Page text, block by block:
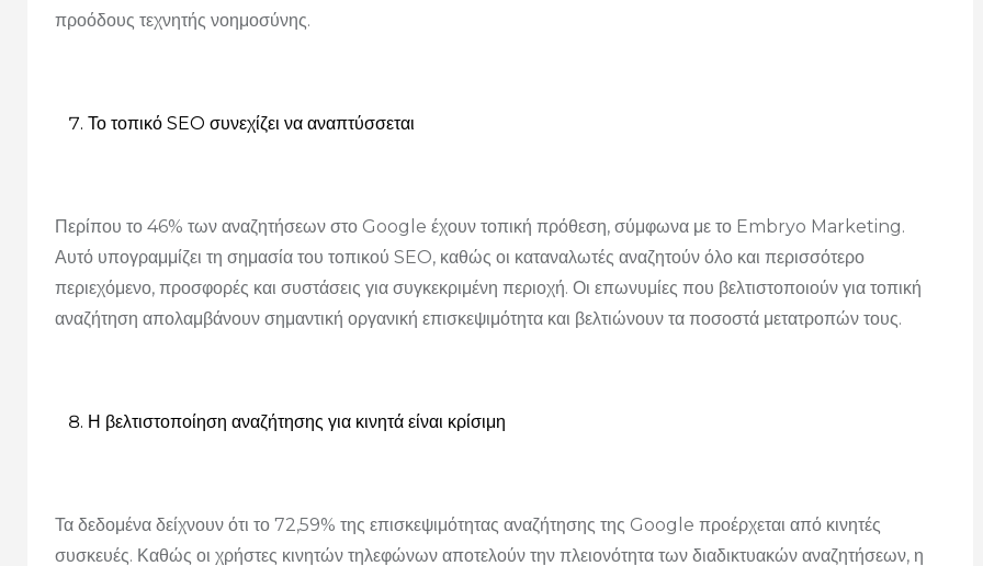
προόδους τεχνητής νοημοσύνης.
Το τοπικό SEO συνεχίζει να αναπτύσσεται
Περίπου το 46% των αναζητήσεων στο Google έχουν τοπική πρόθεση, σύμφωνα με το Embryo Marketing.
Αυτό υπογραμμίζει τη σημασία του τοπικού SEO, καθώς οι καταναλωτές αναζητούν όλο και περισσότερο
περιεχόμενο, προσφορές και συστάσεις για συγκεκριμένη περιοχή. Οι επωνυμίες που βελτιστοποιούν για τοπική
αναζήτηση απολαμβάνουν σημαντική οργανική επισκεψιμότητα και βελτιώνουν τα ποσοστά μετατροπών τους.
Η βελτιστοποίηση αναζήτησης για κινητά είναι κρίσιμη
Τα δεδομένα δείχνουν ότι το 72,59% της επισκεψιμότητας αναζήτησης της Google προέρχεται από κινητές
συσκευές. Καθώς οι χρήστες κινητών τηλεφώνων αποτελούν την πλειονότητα των διαδικτυακών αναζητήσεων, η